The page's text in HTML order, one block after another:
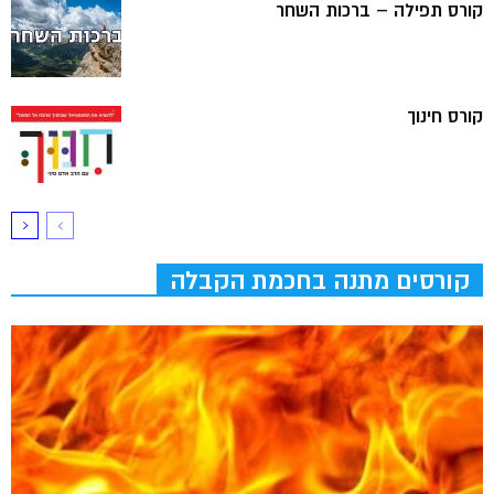
קורס תפילה – ברכות השחר
קורס חינוך
קורסים מתנה בחכמת הקבלה